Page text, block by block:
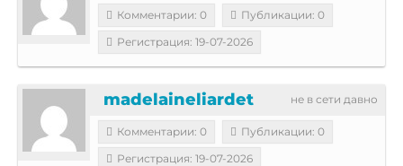
Комментарии: 0
Публикации: 0
Регистрация: 19-07-2026
не в сети давно
madelaineliardet
Комментарии: 0
Публикации: 0
Регистрация: 19-07-2026